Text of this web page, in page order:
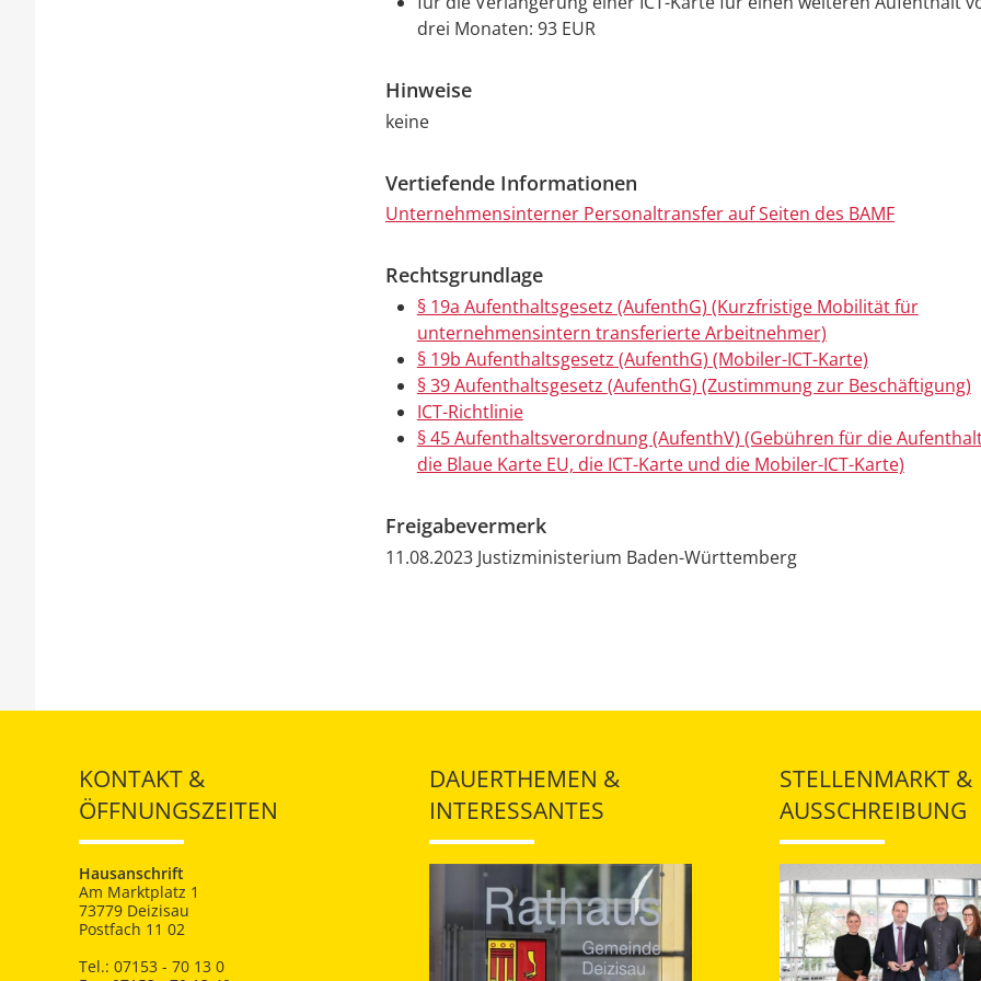
drei Monaten: 93 EUR
Hinweise
keine
Vertiefende Informationen
Unternehmensinterner Personaltransfer auf Seiten des BAMF
Rechtsgrundlage
§ 19a Aufenthaltsgesetz (AufenthG) (Kurzfristige Mobilität für
unternehmensintern transferierte Arbeitnehmer)
§ 19b Aufenthaltsgesetz (AufenthG) (Mobiler-ICT-Karte)
§ 39 Aufenthaltsgesetz (AufenthG) (Zustimmung zur Beschäftigung)
ICT-Richtlinie
§ 45 Aufenthaltsverordnung (AufenthV) (Gebühren für die
die Blaue Karte EU, die ICT-Karte und die Mobiler-ICT-Karte)
Freigabevermerk
11.08.2023 Justizministerium Baden-Württemberg
KONTAKT &
ÖFFNUNGSZEITEN
Hausanschrift
Am Marktplatz 1
73779 Deizisau
Postfach 11 02
Tel.: 07153 - 70 13 0
DAUERTHEMEN &
INTERESSANTES
STELLENMARKT &
AUSSCHREIBUNG